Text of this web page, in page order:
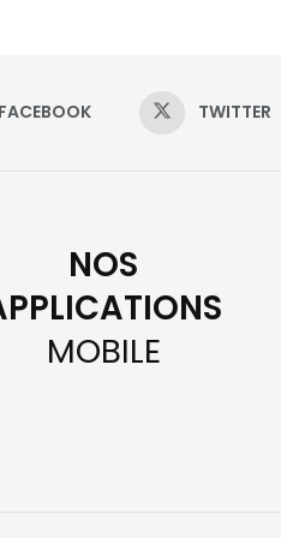
FACEBOOK TWITTER
NOS
MOBILE